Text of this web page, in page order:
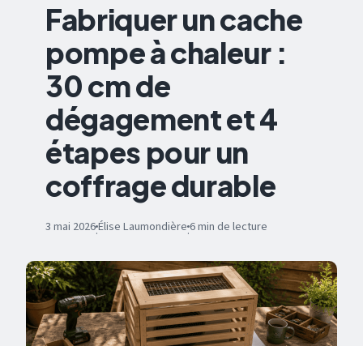
Bricolage
Immobilier
Déco
Fabriquer un cache
pompe à chaleur :
30 cm de
dégagement et 4
étapes pour un
coffrage durable
3 mai 2026·Élise Laumondière·6 min de lecture